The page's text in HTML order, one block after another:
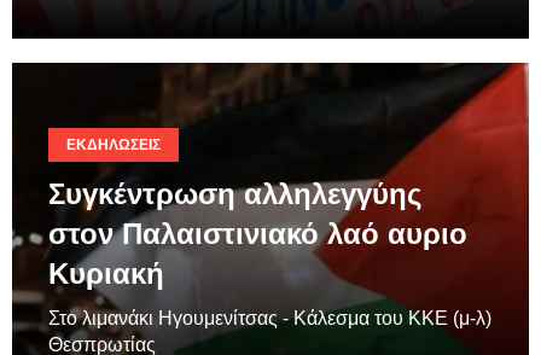
ΕΚΔΗΛΏΣΕΙΣ
Συγκέντρωση αλληλεγγύης
στον Παλαιστινιακό λαό αυριο
Κυριακή
Στο λιμανάκι Ηγουμενίτσας - Κάλεσμα του ΚΚΕ (μ-λ)
Θεσπρωτίας